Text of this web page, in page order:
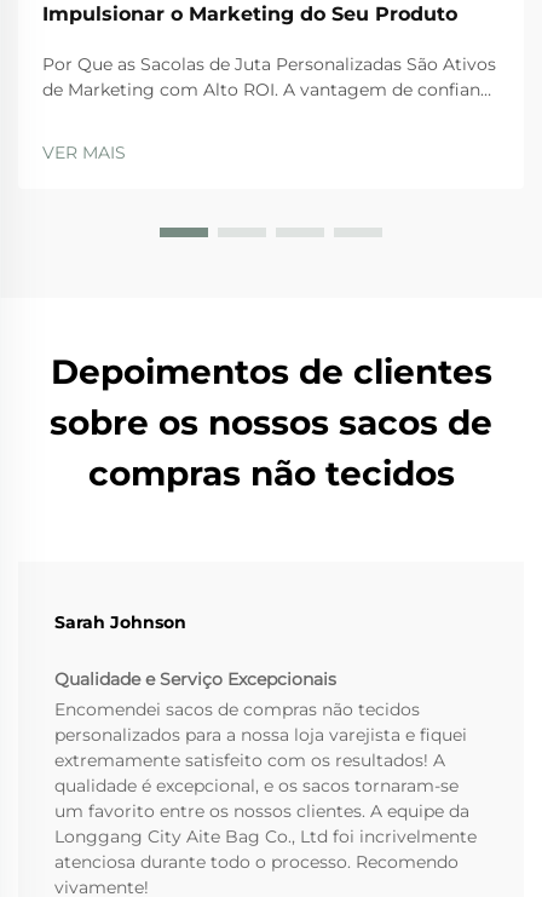
Impulsionar o Marketing do Seu Produto
Por Que as Sacolas de Juta Personalizadas São Ativos
de Marketing com Alto ROI. A vantagem de confiança
se trata de conquistar a confiança dos compradores,
VER MAIS
Depoimentos de clientes
sobre os nossos sacos de
compras não tecidos
Sarah Johnson
Qualidade e Serviço Excepcionais
Encomendei sacos de compras não tecidos
personalizados para a nossa loja varejista e fiquei
extremamente satisfeito com os resultados! A
qualidade é excepcional, e os sacos tornaram-se
um favorito entre os nossos clientes. A equipe da
Longgang City Aite Bag Co., Ltd foi incrivelmente
atenciosa durante todo o processo. Recomendo
vivamente!